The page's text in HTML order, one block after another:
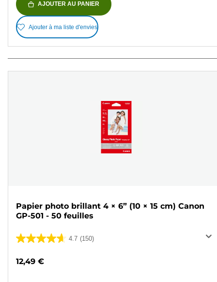
AJOUTER AU PANIER
Ajouter à ma liste d'envies
Papier photo brillant 4 × 6” (10 × 15 cm) Canon
GP-501 - 50 feuilles
4.7 (150)
4.7
5
12,49 €